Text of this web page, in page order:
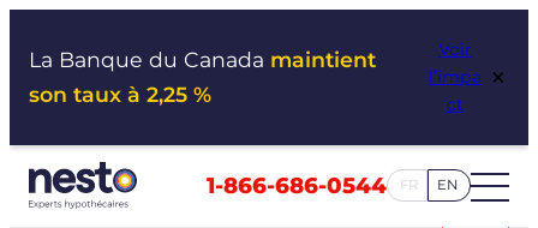
La Banque du Canada maintient
son taux à 2,25 %
Voir
l’impa
ct
×
1-866-686-0544 FR EN